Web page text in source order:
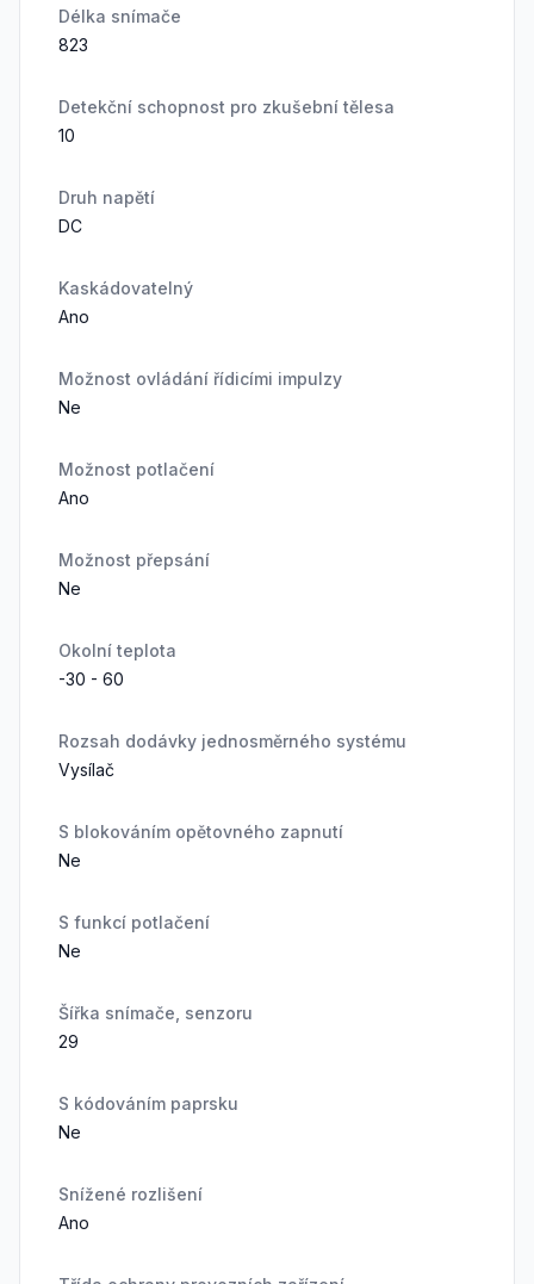
Délka snímače
823
Detekční schopnost pro zkušební tělesa
10
Druh napětí
DC
Kaskádovatelný
Ano
Možnost ovládání řídicími impulzy
Ne
Možnost potlačení
Ano
Možnost přepsání
Ne
Okolní teplota
-30 - 60
Rozsah dodávky jednosměrného systému
Vysílač
S blokováním opětovného zapnutí
Ne
S funkcí potlačení
Ne
Šířka snímače, senzoru
29
S kódováním paprsku
Ne
Snížené rozlišení
Ano